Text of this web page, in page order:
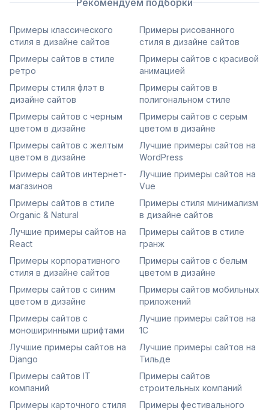
Рекомендуем подборки
Примеры классического
стиля в дизайне сайтов
Примеры рисованного
стиля в дизайне сайтов
Примеры сайтов в стиле
ретро
Примеры сайтов с красивой
анимацией
Примеры стиля флэт в
дизайне сайтов
Примеры сайтов в
полигональном стиле
Примеры сайтов с черным
цветом в дизайне
Примеры сайтов с серым
цветом в дизайне
Примеры сайтов с желтым
цветом в дизайне
Лучшие примеры сайтов на
WordPress
Примеры сайтов интернет-
магазинов
Лучшие примеры сайтов на
Vue
Примеры сайтов в стиле
Organic & Natural
Примеры стиля минимализм
в дизайне сайтов
Лучшие примеры сайтов на
React
Примеры сайтов в стиле
гранж
Примеры корпоративного
стиля в дизайне сайтов
Примеры сайтов с белым
цветом в дизайне
Примеры сайтов с синим
цветом в дизайне
Примеры сайтов мобильных
приложений
Примеры сайтов с
моноширинными шрифтами
Лучшие примеры сайтов на
1С
Лучшие примеры сайтов на
Django
Лучшие примеры сайтов на
Тильде
Примеры сайтов IT
компаний
Примеры сайтов
строительных компаний
Примеры карточного стиля
Примеры фестивального